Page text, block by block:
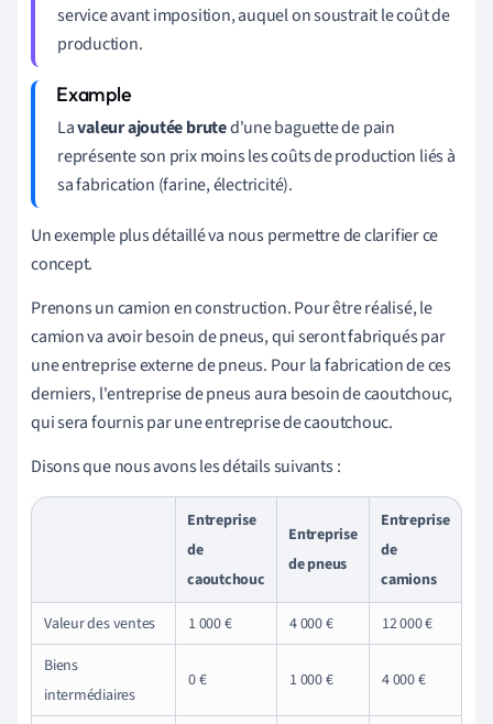
service avant imposition, auquel on soustrait le coût de
production.
Lavaleur ajoutée bruted'une baguette de pain
représente son prix moins les coûts de production liés à
sa fabrication (farine, électricité).
Un exemple plus détaillé va nous permettre de clarifier ce
concept.
Prenons un camion en construction. Pour être réalisé, le
camion va avoir besoin de pneus, qui seront fabriqués par
une entreprise externe de pneus. Pour la fabrication de ces
derniers, l'entreprise de pneus aura besoin de caoutchouc,
qui sera fournis par une entreprise de caoutchouc.
Disons que nous avons les détails suivants :
Entreprise
de
caoutchouc
Entreprise
de pneus
Entreprise
de
camions
Valeur des ventes
1 000 € 4 000 € 12 000€
Biens
intermédiaires
0€ 1 000€ 4 000€